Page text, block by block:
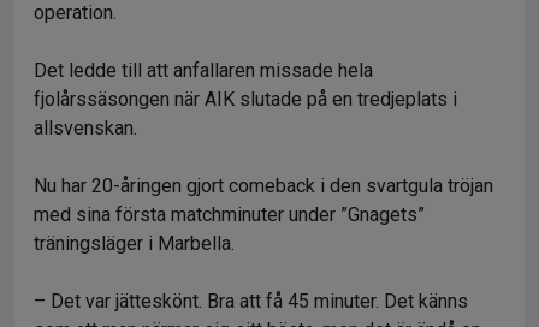
operation.
Det ledde till att anfallaren missade hela
fjolårssäsongen när AIK slutade på en tredjeplats i
allsvenskan.
Nu har 20-åringen gjort comeback i den svartgula tröjan
med sina första matchminuter under ”Gnagets”
träningsläger i Marbella.
– Det var jätteskönt. Bra att få 45 minuter. Det känns